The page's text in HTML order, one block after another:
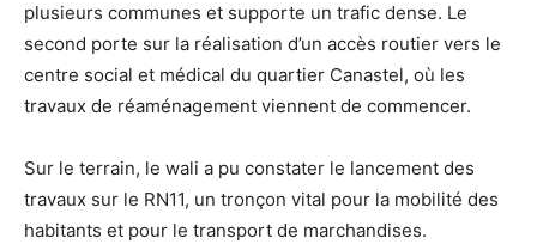
plusieurs communes et supporte un trafic dense. Le
second porte sur la réalisation d’un accès routier vers le
centre social et médical du quartier Canastel, où les
travaux de réaménagement viennent de commencer.
Sur le terrain, le wali a pu constater le lancement des
travaux sur le RN11, un tronçon vital pour la mobilité des
habitants et pour le transport de marchandises.